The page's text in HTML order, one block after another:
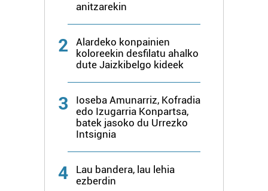
anitzarekin
2
Alardeko konpainien
koloreekin desfilatu ahalko
dute Jaizkibelgo kideek
3
Ioseba Amunarriz, Kofradia
edo Izugarria Konpartsa,
batek jasoko du Urrezko
Intsignia
4
Lau bandera, lau lehia
ezberdin